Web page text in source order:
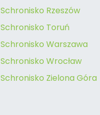
Schronisko Rzeszów
Schronisko Toruń
Schronisko Warszawa
Schronisko Wrocław
Schronisko Zielona Góra